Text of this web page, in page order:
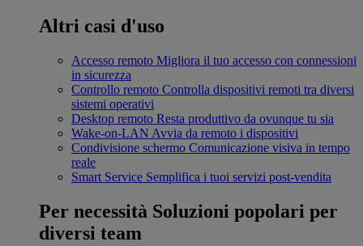
Altri casi d'uso
Accesso remoto Migliora il tuo accesso con connessioni
in sicurezza
Controllo remoto Controlla dispositivi remoti tra diversi
sistemi operativi
Desktop remoto Resta produttivo da ovunque tu sia
Wake-on-LAN Avvia da remoto i dispositivi
Condivisione schermo Comunicazione visiva in tempo
reale
Smart Service Semplifica i tuoi servizi post-vendita
Per necessità Soluzioni popolari per
diversi team